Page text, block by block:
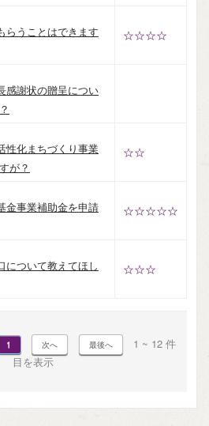
らうことはできます
☆☆☆☆
感謝状の贈呈につい
性化まちづくり事業
が？
☆☆
金事業補助金を申請
☆☆☆☆☆
について教えてほし
☆☆☆
1
1 ~ 12 件
目を表示